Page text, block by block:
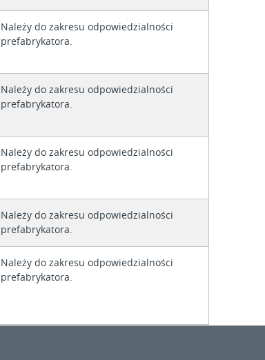
Należy do zakresu odpowiedzialności
prefabrykatora.
Należy do zakresu odpowiedzialności
prefabrykatora.
Należy do zakresu odpowiedzialności
prefabrykatora.
Należy do zakresu odpowiedzialności
prefabrykatora.
Należy do zakresu odpowiedzialności
prefabrykatora.